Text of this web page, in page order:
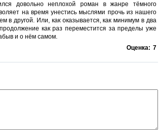
довольно неплохой роман в жанре тёмного
на время унестись мыслями прочь из нашего
в другой. Или, как оказывается, как минимум в два
как раз переместится за пределы уже
и о нём самом.
Оценка: 7